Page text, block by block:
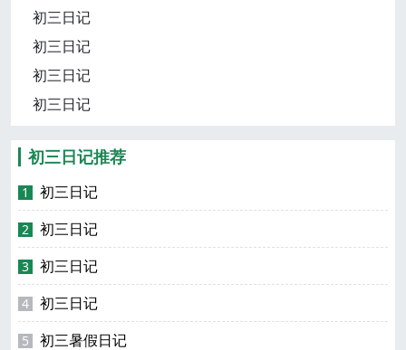
初三日记
初三日记
初三日记
初三日记
初三日记推荐
1 初三日记
2 初三日记
3 初三日记
4 初三日记
5 初三暑假日记